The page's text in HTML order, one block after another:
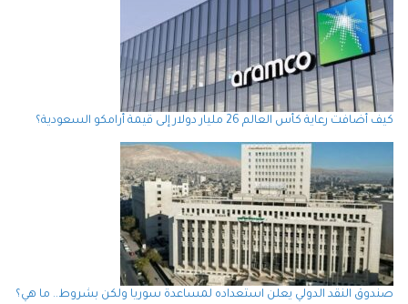
كيف أضافت رعاية كأس العالم 26 مليار دولار إلى قيمة أرامكو السعودية؟
صندوق النقد الدولي يعلن استعداده لمساعدة سوريا ولكن بشروط.. ما هي؟